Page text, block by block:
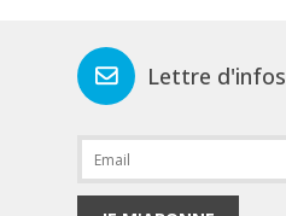
Lettre d'infos